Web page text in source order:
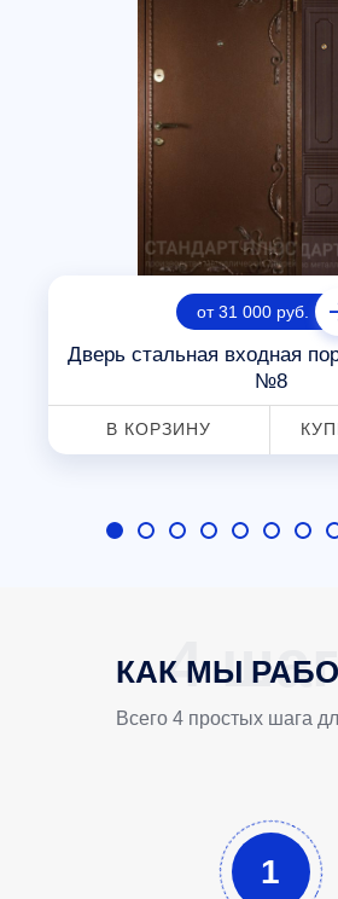
от 31 000 руб.
Дверь стальная входная
№8
В КОРЗИНУ
КАК МЫ
Всего 4 простых шага
1